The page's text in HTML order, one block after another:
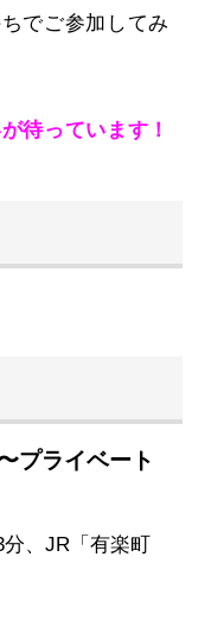
でご参加してみ
待っています！
プライベート
、JR「有楽町